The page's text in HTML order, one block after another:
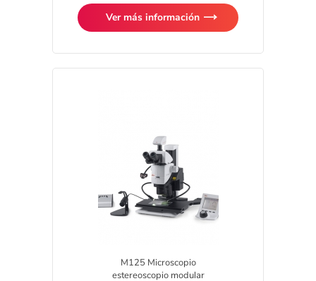
Ver más información
M125 Microscopio
estereoscopio modular